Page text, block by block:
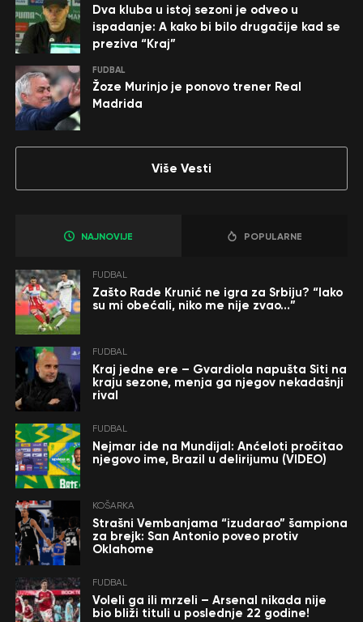
Dva kluba u istoj sezoni je odveo u
ispadanje: A kako bi bilo drugačije kad se
preziva “Kraj”
FUDBAL
Žoze Murinjo je ponovo trener Real
Madrida
Više Vesti
NAJNOVIJE POPULARNE
FUDBAL
Zašto Rade Krunić ne igra za Srbiju? “Iako
su mi obećali, niko me nije zvao…”
FUDBAL
Kraj jedne ere – Gvardiola napušta Siti na
kraju sezone, menja ga njegov nekadašnji
rival
FUDBAL
Nejmar ide na Mundijal: Anćeloti pročitao
njegovo ime, Brazil u delirijumu (VIDEO)
KOŠARKA
Strašni Vembanjama “izudarao” šampiona
za brejk: San Antonio poveo protiv
Oklahome
FUDBAL
Voleli ga ili mrzeli – Arsenal nikada nije
bio bliži tituli u poslednje 22 godine!